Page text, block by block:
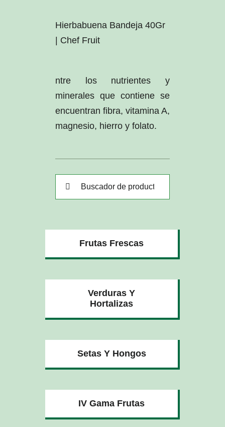
Hierbabuena Bandeja 40Gr
| Chef Fruit
ntre los nutrientes y
minerales que contiene se
encuentran fibra, vitamina A,
magnesio, hierro y folato.
Buscar:
Frutas Frescas
Verduras Y
Hortalizas
Setas Y Hongos
IV Gama Frutas